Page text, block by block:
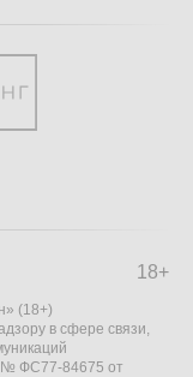
18+
(18+)
в сфере связи,
№ ФС77-84675 от